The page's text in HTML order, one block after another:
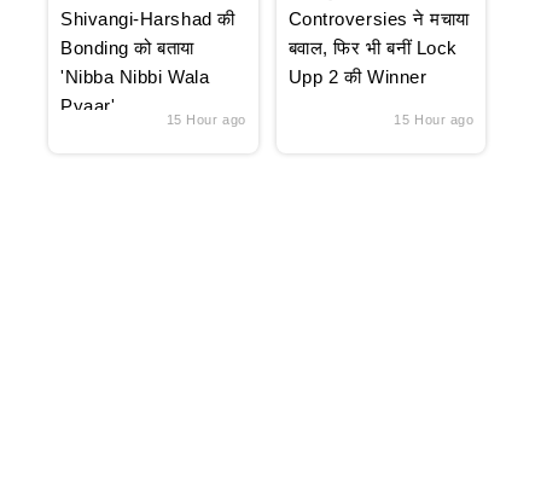
Shivangi-Harshad की
Bonding को बताया
'Nibba Nibbi Wala
Pyaar'
15 Hour ago
Controversies ने मचाया
बवाल, फिर भी बनीं Lock
Upp 2 की Winner
15 Hour ago